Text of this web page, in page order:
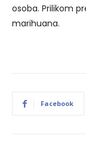
osoba. Prilikom
marihuana.
Facebook